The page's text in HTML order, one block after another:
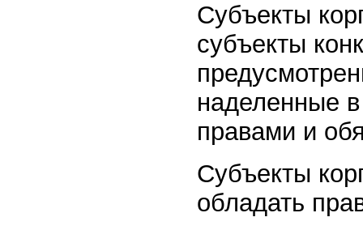
Субъекты
субъекты
наделенные
правами и
Субъекты
обладать